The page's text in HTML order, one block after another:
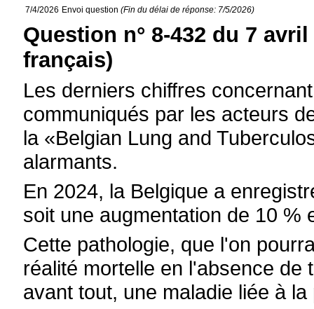
7/4/2026 Envoi question(Fin du délai de réponse: 7/5/2026)
Question n° 8-432 du 7
français)
Les derniers chiffres
communiqués par les acteurs
la «Belgian Lung and
alarmants.
En 2024, la Belgique a
soit une augmentation de 10 %
Cette pathologie, que l'on
réalité mortelle en l'absence de
avant tout, une maladie liée à